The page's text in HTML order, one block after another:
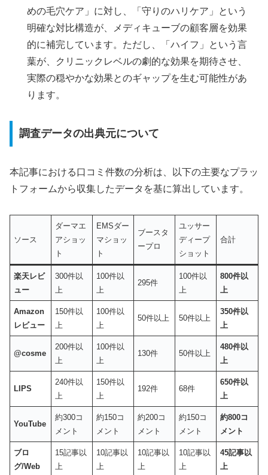
めの毛穴ケア」に対し、「守りのハリケア」という
明確な対比構造が、メディキューブの顧客層を効果
的に補完しています。ただし、「ハイフ」という言
葉が、クリニックレベルの劇的な効果を期待させ、
実際の穏やかな効果とのギャップを生む可能性があ
ります。
調査データの出典元について
本記事における口コミ件数の分析は、以下の主要なプラッ
トフォームから収集したデータを基に算出しています。
ソース
ダーマエ
アショッ
ト
EMSダー
マショッ
ト
ブースタ
ープロ
ユッサー
ディープ
ショット
合計
楽天レビ
ュー
300件以
上
100件以
上
295件
100件以
上
800件以
上
Amazon
レビュー
150件以
上
100件以
上
50件以上 50件以上
350件以
上
@cosme
200件以
上
100件以
上
130件 50件以上
480件以
上
LIPS
240件以
上
150件以
上
192件 68件
650件以
上
YouTube
約300コ
メント
約150コ
メント
約200コ
メント
約150コ
メント
約800コ
メント
ブロ
グ/Web
15記事以
上
10記事以
上
10記事以
上
10記事以
上
45記事以
上